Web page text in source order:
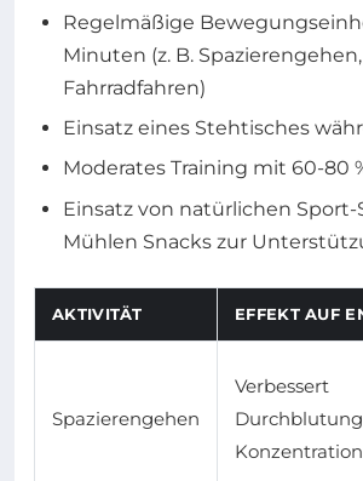
Regelmäßige
Minuten (z. B. Spazierengehen,
Fahrradfahren)
Einsatz eines Stehtisches
Moderates Training mit 60-80
Einsatz von natürlichen Sport-
Mühlen Snacks zur
AKTIVITÄT EFFEKT AUF
Spazierengehen
Verbessert
Konzentration